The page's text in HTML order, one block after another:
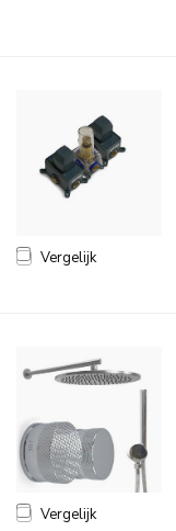
Vergelijk
Vergelijk